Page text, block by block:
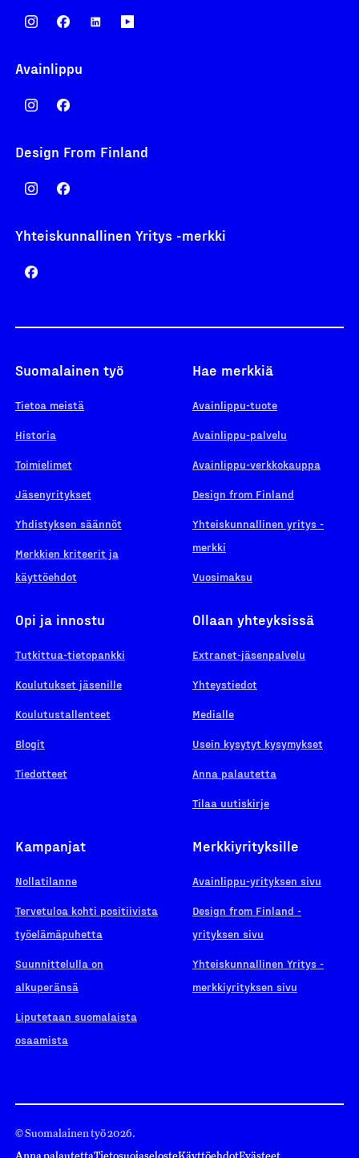
Avainlippu
Design From Finland
Yhteiskunnallinen Yritys -merkki
Suomalainen työ
Tietoa meistä
Historia
Toimielimet
Jäsenyritykset
Yhdistyksen säännöt
Merkkien kriteerit ja
käyttöehdot
Hae merkkiä
Avainlippu-tuote
Avainlippu-palvelu
Avainlippu-verkkokauppa
Design from Finland
Yhteiskunnallinen yritys -
merkki
Vuosimaksu
Opi ja innostu
Tutkittua-tietopankki
Koulutukset jäsenille
Koulutustallenteet
Blogit
Tiedotteet
Ollaan yhteyksissä
Extranet-jäsenpalvelu
Yhteystiedot
Medialle
Usein kysytyt kysymykset
Anna palautetta
Tilaa uutiskirje
Kampanjat
Nollatilanne
Tervetuloa kohti positiivista
työelämäpuhetta
Suunnittelulla on
alkuperänsä
Liputetaan suomalaista
osaamista
Merkkiyrityksille
Avainlippu-yrityksen sivu
Design from Finland -
yrityksen sivu
Yhteiskunnallinen Yritys -
merkkiyrityksen sivu
© Suomalainen työ 2026.